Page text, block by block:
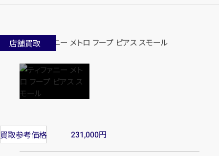
店舗買取
買取参考価格 231,000円